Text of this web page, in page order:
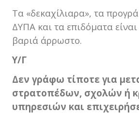
Τα «δεκαχίλιαρα», τα
ΔΥΠΑ και τα επιδόματα
βαριά άρρωστο.
Υ/Γ
Δεν γράφω τίποτε για
στρατοπέδων, σχολών ή
υπηρεσιών και